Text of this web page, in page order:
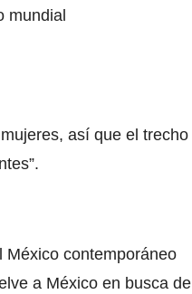
mundial
así que el trecho
México contemporáneo
a México en busca de